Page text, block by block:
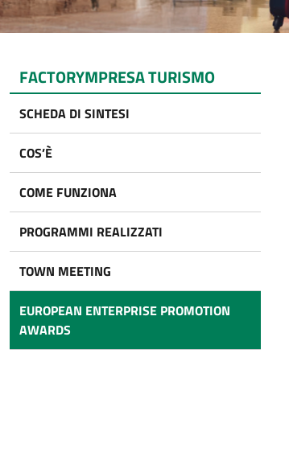
FACTORYMPRESA TURISMO
SCHEDA DI SINTESI
COS’È
COME FUNZIONA
PROGRAMMI REALIZZATI
TOWN MEETING
EUROPEAN ENTERPRISE PROMOTION
AWARDS